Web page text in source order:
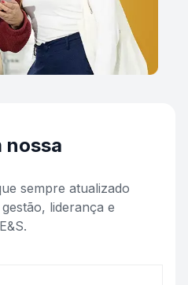
nossa
sempre atualizado
liderança e